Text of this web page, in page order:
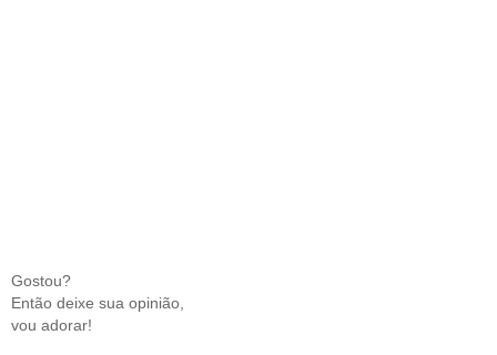
Gostou?
Então deixe sua opinião,
vou adorar!